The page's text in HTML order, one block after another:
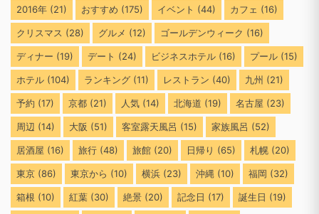
2016年 (21) おすすめ (175) イベント (44) カフェ (16)
クリスマス (28) グルメ (12) ゴールデンウィーク (16)
ディナー (19) デート (24) ビジネスホテル (16) プール (15)
ホテル (104) ランキング (11) レストラン (40) 九州 (21)
予約 (17) 京都 (21) 人気 (14) 北海道 (19) 名古屋 (23)
周辺 (14) 大阪 (51) 客室露天風呂 (15) 家族風呂 (52)
居酒屋 (16) 旅行 (48) 旅館 (20) 日帰り (65) 札幌 (20)
東京 (86) 東京から (10) 横浜 (23) 沖縄 (10) 福岡 (32)
箱根 (10) 紅葉 (30) 絶景 (20) 記念日 (17) 誕生日 (19)